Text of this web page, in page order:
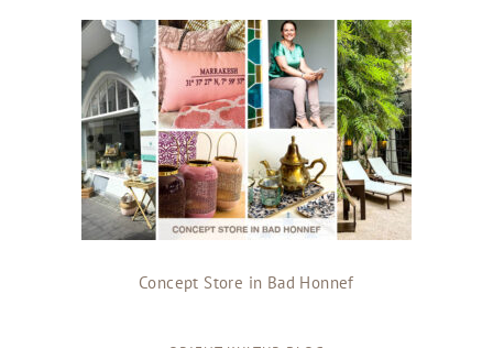
Concept Store in Bad Honnef